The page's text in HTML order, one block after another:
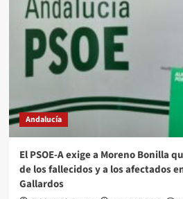
Andalucía
El PSOE-A exige a Moreno Bonilla
de los fallecidos y a los afectados
Gallardos